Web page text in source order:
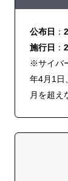
公布日 ：
施行日 ：
※サイバ
年4月1日
月を超え